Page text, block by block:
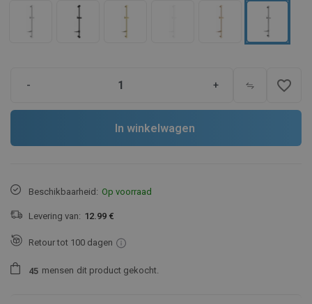
- + favorite_border
In winkelwagen
Beschikbaarheid: Op voorraad
Levering van: 12.99 €
Retour tot 100 dagen
45 mensen dit product gekocht.